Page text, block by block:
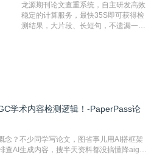
有相似的片段，该项技术检测速度快、
准确率高，市场反映良好。
龙源期刊论文查重系统，自主研发高效
稳定的计算服务，最快35S即可获得检
测结果，大片段、长短句，不遗漏一处
学术内容检测逻辑！-PaperPass论
念？不少同学写论文，图省事儿用AI搭框架
AI生成内容，搜半天资料都没搞懂降aigc